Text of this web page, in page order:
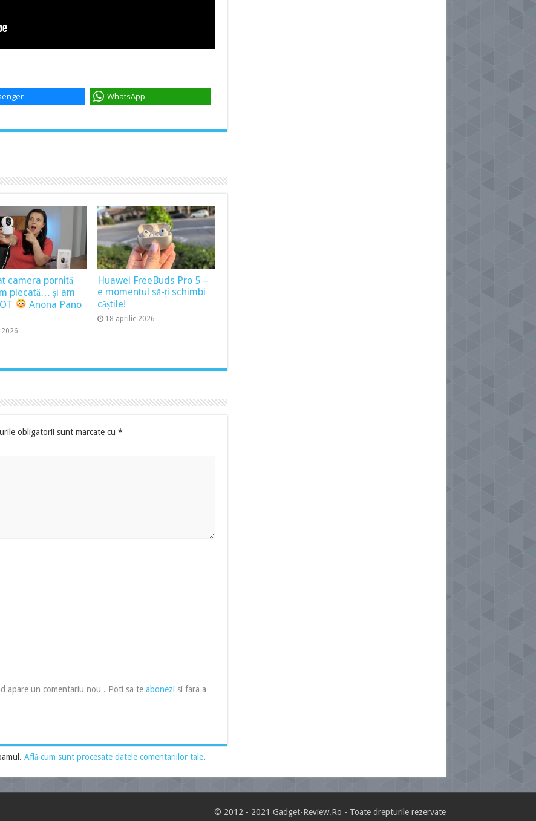
WhatsApp
camera pornită
plecată… și am
Anona Pano
Huawei FreeBuds Pro 5 –
e momentul să-ți schimbi
căștile!
18 aprilie 2026
obligatorii sunt marcate cu *
apare un comentariu nou . Poti sa te abonezi si fara a
Află cum sunt procesate datele comentariilor tale.
© 2012 - 2021 Gadget-Review.Ro - Toate drepturile rezervate